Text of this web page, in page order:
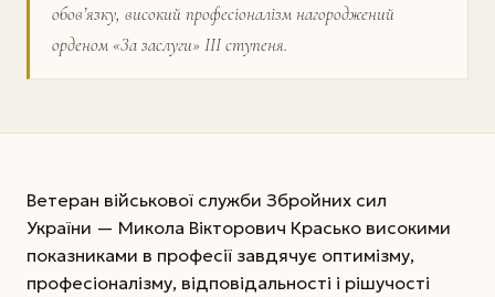
обов’язку, високий професіоналізм нагороджений
орденом «За заслуги» ІІІ ступеня.
Ветеран військової служби Збройних сил
України — Микола Вікторович Красько високими
показниками в професії завдячує оптимізму,
професіоналізму, відповідальності і рішучості